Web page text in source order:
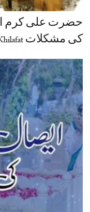
حضرت علی کرم
کی مشکلات Hazrat Ali r.a kay Dor-e-Khilafat…